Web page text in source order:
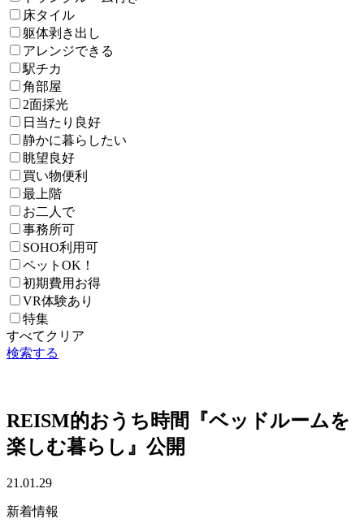
床タイル
躯体剥き出し
アレンジできる
駅チカ
角部屋
2面採光
日当たり良好
静かに暮らしたい
眺望良好
買い物便利
最上階
お二人で
事務所可
SOHO利用可
ペットOK！
初期費用お得
VR体験あり
特集
すべてクリア
検索する
REISM的おうち時間『ベッドルームを
楽しむ暮らし』公開
21.01.29
新着情報